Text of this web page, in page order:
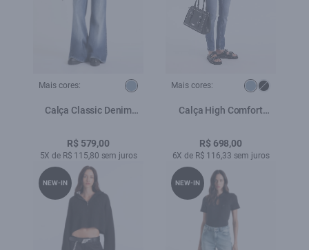
Mais cores:
Calça Classic Denim
R$ 579,00
5X de R$ 115,80 sem juros
Mais cores:
Calça High Comfort
1978 Lav. Medio
R$ 698,00
6X de R$ 116,33 sem juros
NEW-IN NEW-IN